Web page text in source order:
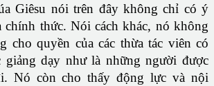
Giêsu nói trên đây không chỉ có ý
chính thức. Nói cách khác, nó không
cho quyền của các thừa tác viên có
giảng dạy như là những người được
Nó còn cho thấy động lực và nội